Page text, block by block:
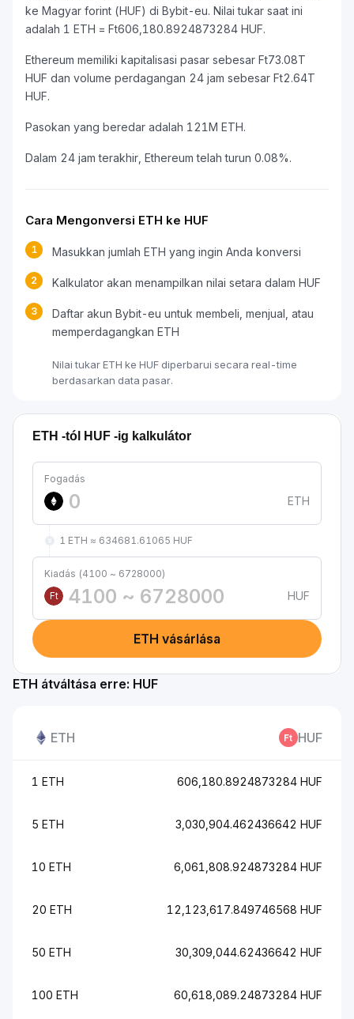
ke Magyar forint (HUF) di Bybit-eu. Nilai tukar saat ini
adalah 1 ETH = Ft606,180.8924873284 HUF.
Ethereum memiliki kapitalisasi pasar sebesar Ft73.08T
HUF dan volume perdagangan 24 jam sebesar Ft2.64T
HUF.
Pasokan yang beredar adalah 121M ETH.
Dalam 24 jam terakhir, Ethereum telah turun 0.08%.
Cara Mengonversi ETH ke HUF
1 Masukkan jumlah ETH yang ingin Anda konversi
2 Kalkulator akan menampilkan nilai setara dalam HUF
3
Daftar akun Bybit-eu untuk membeli, menjual, atau
memperdagangkan ETH
Nilai tukar ETH ke HUF diperbarui secara real-time
berdasarkan data pasar.
ETH -tól HUF -ig kalkulátor
Fogadás
ETH
1 ETH ≈ 634681.61065 HUF
Kiadás (4100 ~ 6728000)
Ft
HUF
ETH vásárlása
ETH átváltása erre: HUF
ETH HUF
1 ETH 606,180.8924873284 HUF
5 ETH 3,030,904.462436642 HUF
10 ETH 6,061,808.924873284 HUF
20 ETH 12,123,617.849746568 HUF
50 ETH 30,309,044.62436642 HUF
100 ETH 60,618,089.24873284 HUF